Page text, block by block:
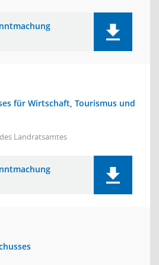
für Wirtschaft, Tourismus und
Landratsamtes